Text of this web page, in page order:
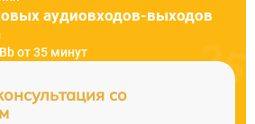
аудиовходов-выходов
от 35 минут
со